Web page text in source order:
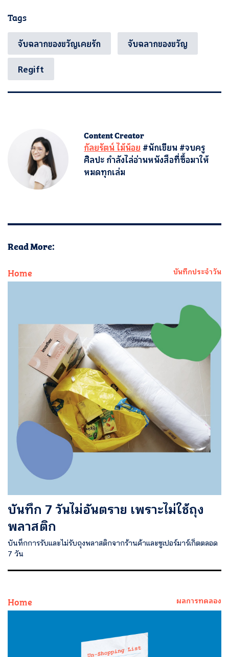
Tags
จับฉลากของขวัญเคยรัก จับฉลากของขวัญ
Regift
Content Creator
กัลยรัตน์ ไม้น้อย #นักเขียน #จบครู
ศิลปะ กำลังไล่อ่านหนังสือที่ซื้อมาให้
หมดทุกเล่ม
Read More:
Home
บันทึกประจำวัน
บันทึก 7 วันไม่อันตราย เพราะไม่ใช้ถุง
พลาสติก
บันทึกการรับและไม่รับถุงพลาสติกจากร้านค้าและซูเปอร์มาร์เก็ตตลอด
7 วัน
Home ผลการทดลอง